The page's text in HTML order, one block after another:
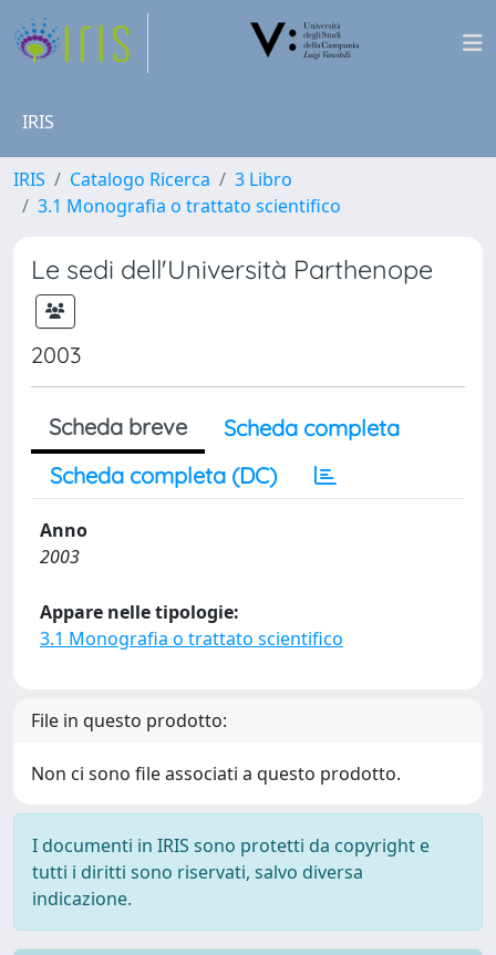
IRIS
IRIS Catalogo Ricerca
3 Libro
3.1 Monografia o trattato scientifico
Le sedi dell'Università Parthenope
2003
Scheda breve
Scheda completa
Scheda completa (DC)
Anno
2003
Appare nelle tipologie:
3.1 Monografia o trattato scientifico
File in questo prodotto:
Non ci sono file associati a questo prodotto.
I documenti in IRIS sono protetti da copyright e
tutti i diritti sono riservati, salvo diversa
indicazione.